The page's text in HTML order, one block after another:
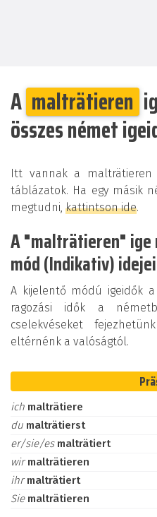
A malträtieren
összes német
Itt vannak a malträtieren
táblázatok. Ha egy másik
megtudni, kattintson ide.
A "malträtieren" ige
mód (Indikativ)
A kijelentő módú igeidők
ragozási idők a
cselekvéseket
eltérnénk a valóságtól.
ich malträtiere
du malträtierst
er/sie/es malträtiert
wirmalträtieren
ihrmalträtiert
Sie malträtieren